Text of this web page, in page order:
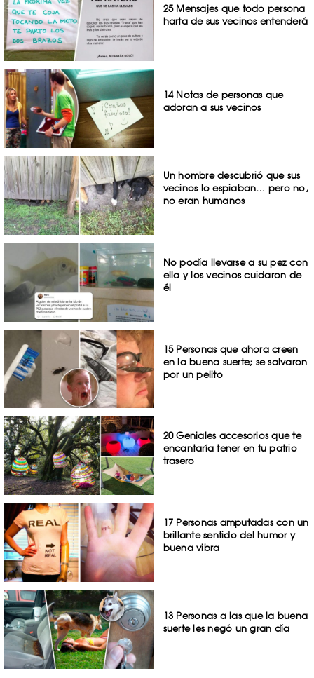
25 Mensajes que todo persona
harta de sus vecinos entenderá
14 Notas de personas que
adoran a sus vecinos
Un hombre descubrió que sus
vecinos lo espiaban… pero no,
no eran humanos
No podía llevarse a su pez con
ella y los vecinos cuidaron de
él
15 Personas que ahora creen
en la buena suerte; se salvaron
por un pelito
20 Geniales accesorios que te
encantaría tener en tu patrio
trasero
17 Personas amputadas con un
brillante sentido del humor y
buena vibra
13 Personas a las que la buena
suerte les negó un gran día